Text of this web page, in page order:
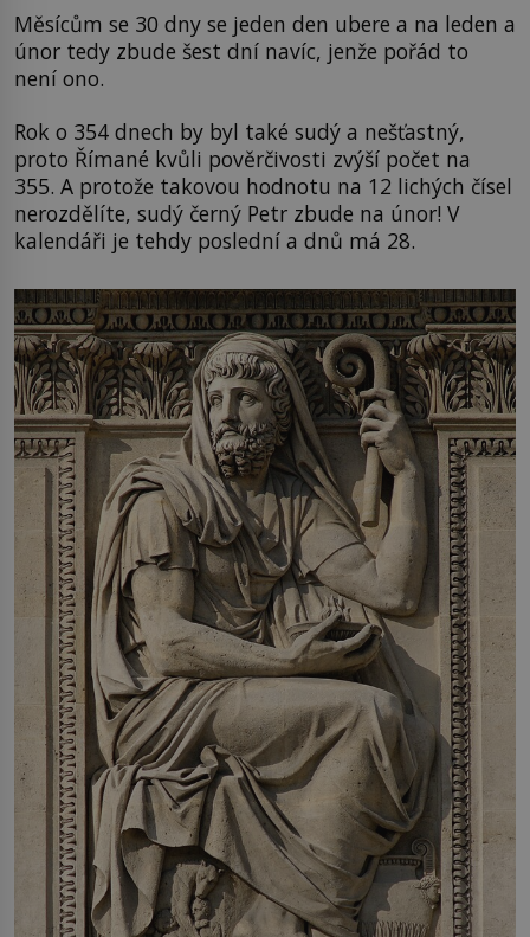
Měsícům se 30 dny se jeden den ubere a na leden a
únor tedy zbude šest dní navíc, jenže pořád to
není ono.
Rok o 354 dnech by byl také sudý a nešťastný,
proto Římané kvůli pověrčivosti zvýší počet na
355. A protože takovou hodnotu na 12 lichých čísel
nerozdělíte, sudý černý Petr zbude na únor! V
kalendáři je tehdy poslední a dnů má 28.